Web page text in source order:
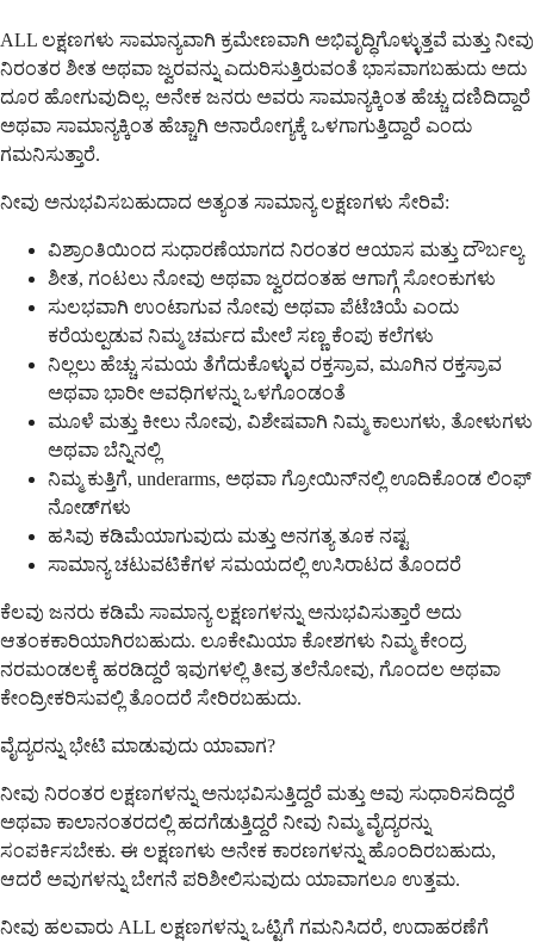
ALL ಲಕ್ಷಣಗಳು ಸಾಮಾನ್ಯವಾಗಿ ಕ್ರಮೇಣವಾಗಿ ಅಭಿವೃದ್ಧಿಗೊಳ್ಳುತ್ತವೆ ಮತ್ತು ನೀವು
ನಿರಂತರ ಶೀತ ಅಥವಾ ಜ್ವರವನ್ನು ಎದುರಿಸುತ್ತಿರುವಂತೆ ಭಾಸವಾಗಬಹುದು ಅದು
ದೂರ ಹೋಗುವುದಿಲ್ಲ. ಅನೇಕ ಜನರು ಅವರು ಸಾಮಾನ್ಯಕ್ಕಿಂತ ಹೆಚ್ಚು ದಣಿದಿದ್ದಾರೆ
ಅಥವಾ ಸಾಮಾನ್ಯಕ್ಕಿಂತ ಹೆಚ್ಚಾಗಿ ಅನಾರೋಗ್ಯಕ್ಕೆ ಒಳಗಾಗುತ್ತಿದ್ದಾರೆ ಎಂದು
ಗಮನಿಸುತ್ತಾರೆ.
ನೀವು ಅನುಭವಿಸಬಹುದಾದ ಅತ್ಯಂತ ಸಾಮಾನ್ಯ ಲಕ್ಷಣಗಳು ಸೇರಿವೆ:
ವಿಶ್ರಾಂತಿಯಿಂದ ಸುಧಾರಣೆಯಾಗದ ನಿರಂತರ ಆಯಾಸ ಮತ್ತು ದೌರ್ಬಲ್ಯ
ಶೀತ, ಗಂಟಲು ನೋವು ಅಥವಾ ಜ್ವರದಂತಹ ಆಗಾಗ್ಗೆ ಸೋಂಕುಗಳು
ಸುಲಭವಾಗಿ ಉಂಟಾಗುವ ನೋವು ಅಥವಾ ಪೆಟೆಚಿಯೆ ಎಂದು
ಕರೆಯಲ್ಪಡುವ ನಿಮ್ಮ ಚರ್ಮದ ಮೇಲೆ ಸಣ್ಣ ಕೆಂಪು ಕಲೆಗಳು
ನಿಲ್ಲಲು ಹೆಚ್ಚು ಸಮಯ ತೆಗೆದುಕೊಳ್ಳುವ ರಕ್ತಸ್ರಾವ, ಮೂಗಿನ ರಕ್ತಸ್ರಾವ
ಅಥವಾ ಭಾರೀ ಅವಧಿಗಳನ್ನು ಒಳಗೊಂಡಂತೆ
ಮೂಳೆ ಮತ್ತು ಕೀಲು ನೋವು, ವಿಶೇಷವಾಗಿ ನಿಮ್ಮ ಕಾಲುಗಳು, ತೋಳುಗಳು
ಅಥವಾ ಬೆನ್ನಿನಲ್ಲಿ
ನಿಮ್ಮ ಕುತ್ತಿಗೆ, underarms, ಅಥವಾ ಗ್ರೋಯಿನ್‌ನಲ್ಲಿ ಊದಿಕೊಂಡ ಲಿಂಫ್
ನೋಡ್‌ಗಳು
ಹಸಿವು ಕಡಿಮೆಯಾಗುವುದು ಮತ್ತು ಅನಗತ್ಯ ತೂಕ ನಷ್ಟ
ಸಾಮಾನ್ಯ ಚಟುವಟಿಕೆಗಳ ಸಮಯದಲ್ಲಿ ಉಸಿರಾಟದ ತೊಂದರೆ
ಕೆಲವು ಜನರು ಕಡಿಮೆ ಸಾಮಾನ್ಯ ಲಕ್ಷಣಗಳನ್ನು ಅನುಭವಿಸುತ್ತಾರೆ ಅದು
ಆತಂಕಕಾರಿಯಾಗಿರಬಹುದು. ಲೂಕೇಮಿಯಾ ಕೋಶಗಳು ನಿಮ್ಮ ಕೇಂದ್ರ
ನರಮಂಡಲಕ್ಕೆ ಹರಡಿದ್ದರೆ ಇವುಗಳಲ್ಲಿ ತೀವ್ರ ತಲೆನೋವು, ಗೊಂದಲ ಅಥವಾ
ಕೇಂದ್ರೀಕರಿಸುವಲ್ಲಿ ತೊಂದರೆ ಸೇರಿರಬಹುದು.
ವೈದ್ಯರನ್ನು ಭೇಟಿ ಮಾಡುವುದು ಯಾವಾಗ?
ನೀವು ನಿರಂತರ ಲಕ್ಷಣಗಳನ್ನು ಅನುಭವಿಸುತ್ತಿದ್ದರೆ ಮತ್ತು ಅವು ಸುಧಾರಿಸದಿದ್ದರೆ
ಅಥವಾ ಕಾಲಾನಂತರದಲ್ಲಿ ಹದಗೆಡುತ್ತಿದ್ದರೆ ನೀವು ನಿಮ್ಮ ವೈದ್ಯರನ್ನು
ಸಂಪರ್ಕಿಸಬೇಕು. ಈ ಲಕ್ಷಣಗಳು ಅನೇಕ ಕಾರಣಗಳನ್ನು ಹೊಂದಿರಬಹುದು,
ಆದರೆ ಅವುಗಳನ್ನು ಬೇಗನೆ ಪರಿಶೀಲಿಸುವುದು ಯಾವಾಗಲೂ ಉತ್ತಮ.
ನೀವು ಹಲವಾರು ALL ಲಕ್ಷಣಗಳನ್ನು ಒಟ್ಟಿಗೆ ಗಮನಿಸಿದರೆ, ಉದಾಹರಣೆಗೆ